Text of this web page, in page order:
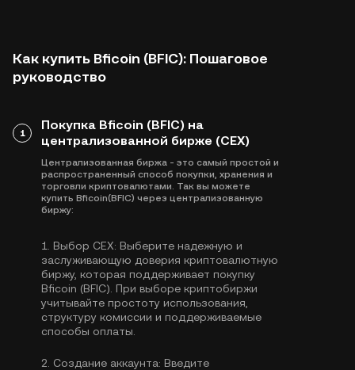
Как купить Bficoin (BFIC): Пошаговое
руководство
1
Покупка Bficoin (BFIC) на
централизованной бирже (CEX)
Централизованная биржа - это самый простой и
распространенный способ покупки, хранения и
торговли криптовалютами. Так вы можете
купить Bficoin(BFIC) через централизованную
биржу:
1. Выбор CEX: Выберите надежную и
заслуживающую доверия криптовалютную
биржу, которая поддерживает покупку
Bficoin (BFIC). При выборе криптобиржи
учитывайте простоту использования,
структуру комиссии и поддерживаемые
способы оплаты.
2. Создание аккаунта: Введите